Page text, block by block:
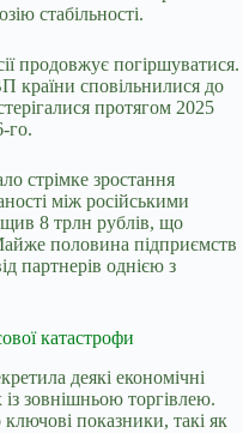
стабільності.
продовжує погіршуватися.
країни сповільнилися до
протягом 2025
го.
стрімке зростання
між російськими
8 трлн рублів, що
половина підприємств
партнерів однією з
катастрофи
деякі економічні
зовнішньою торгівлею.
показники, такі як